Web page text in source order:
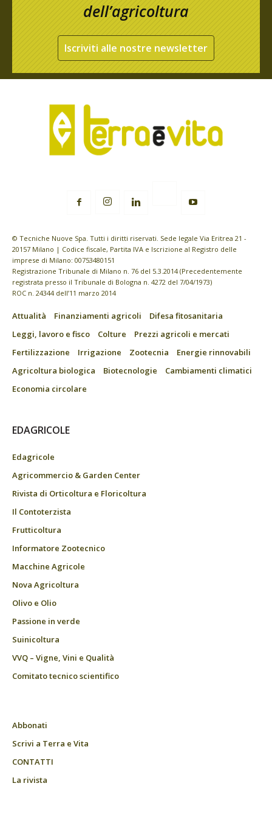
dell’agricoltura
Iscriviti alle nostre newsletter
© Tecniche Nuove Spa. Tutti i diritti riservati. Sede legale Via Eritrea 21 -
20157 Milano | Codice fiscale, Partita IVA e Iscrizione al Registro delle
imprese di Milano: 00753480151
Registrazione Tribunale di Milano n. 76 del 5.3.2014 (Precedentemente
registrata presso il Tribunale di Bologna n. 4272 del 7/04/1973)
ROC n. 24344 dell’11 marzo 2014
Attualità Finanziamenti agricoli
Difesa fitosanitaria
Leggi, lavoro e fisco
Colture
Prezzi agricoli e mercati
Fertilizzazione
Irrigazione Zootecnia
Energie rinnovabili
Agricoltura biologica
Biotecnologie
Cambiamenti climatici
Economia circolare
EDAGRICOLE
Edagricole
Agricommercio & Garden Center
Rivista di Orticoltura e Floricoltura
Il Contoterzista
Frutticoltura
Informatore Zootecnico
Macchine Agricole
Nova Agricoltura
Olivo e Olio
Passione in verde
Suinicoltura
VVQ – Vigne, Vini e Qualità
Comitato tecnico scientifico
Abbonati
Scrivi a Terra e Vita
CONTATTI
La rivista